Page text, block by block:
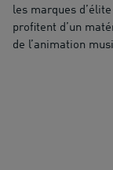
les marques
profitent d’un
de l’animation